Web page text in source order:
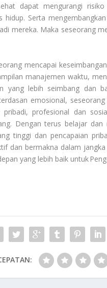
dapat mengurangi
Serta
mereka. Maka seseorang
mencapai
manajemen waktu,
yang lebih seimbang dan
emosional,
profesional dan
Dengan terus belajar
tinggi dan pencapaian
dan bermakna dalam
yang lebih baik untuk